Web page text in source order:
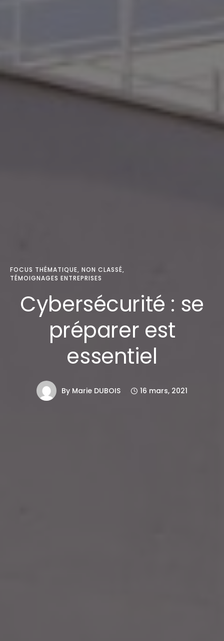
FOCUS THÉMATIQUE, NON CLASSÉ,
TÉMOIGNAGES ENTREPRISES
Cybersécurité : se
préparer est
essentiel
By Marie DUBOIS 16 mars, 2021